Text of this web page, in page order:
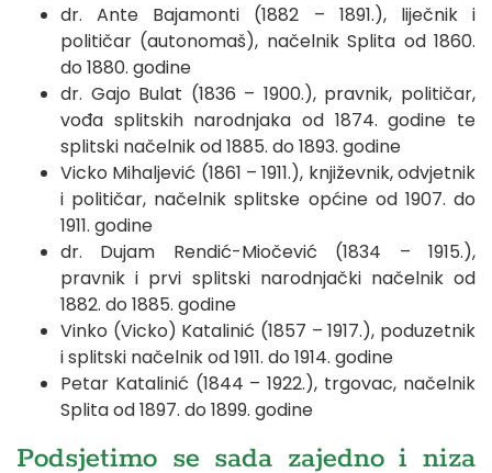
dr. Ante Bajamonti (1882 – 1891.), liječnik i
političar (autonomaš), načelnik Splita od 1860.
do 1880. godine
dr. Gajo Bulat (1836 – 1900.), pravnik, političar,
vođa splitskih narodnjaka od 1874. godine te
splitski načelnik od 1885. do 1893. godine
Vicko Mihaljević (1861 – 1911.), književnik, odvjetnik
i političar, načelnik splitske općine od 1907. do
1911. godine
dr. Dujam Rendić-Miočević (1834 – 1915.),
pravnik i prvi splitski narodnjački načelnik od
1882. do 1885. godine
Vinko (Vicko) Katalinić (1857 – 1917.), poduzetnik
i splitski načelnik od 1911. do 1914. godine
Petar Katalinić (1844 – 1922.), trgovac, načelnik
Splita od 1897. do 1899. godine
Podsjetimo se sada zajedno i niza